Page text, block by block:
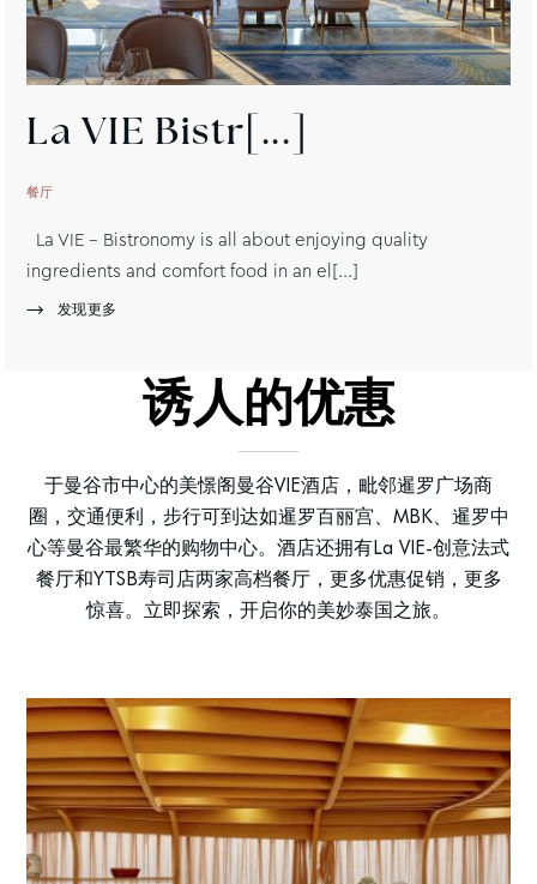
La VIE Bistr[...]
餐厅
La VIE - Bistronomy is all about enjoying quality
ingredients and comfort food in an el[...]
发现更多
诱人的优惠
于曼谷市中心的美憬阁曼谷VIE酒店，毗邻暹罗广场商
圈，交通便利，步行可到达如暹罗百丽宫、MBK、暹罗中
心等曼谷最繁华的购物中心。酒店还拥有La VIE-创意法式
餐厅和YTSB寿司店两家高档餐厅，更多优惠促销，更多
惊喜。立即探索，开启你的美妙泰国之旅。